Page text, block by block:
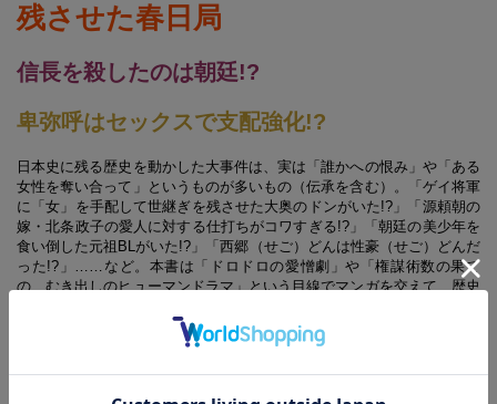
残させた春日局
信長を殺したのは朝廷!?
卑弥呼はセックスで支配強化!?
日本史に残る歴史を動かした大事件は、実は「誰かへの恨み」や「ある
女性を奪い合って」というものが多いもの（伝承を含む）。「ゲイ将軍
に「女」を手配して世継ぎを残させた大奥のドンがいた!?」「源頼朝の
嫁・北条政子の愛人に対する仕打ちがコワすぎる!?」「朝廷の美少年を
食い倒した元祖BLがいた!?」「西郷（せご）どんは性豪（せご）どんだ
った!?」……など。本書は「ドロドロの愛憎劇」や「権謀術数の果て
の、むき出しのヒューマンドラマ」という目線でマンガを交えて、歴史